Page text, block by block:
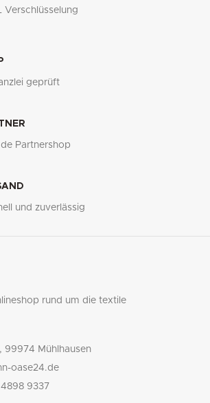
Verschlüsselung
geprüft
Partnershop
und zuverlässig
rund um die textile
99974 Mühlhausen
oase24.de
9337